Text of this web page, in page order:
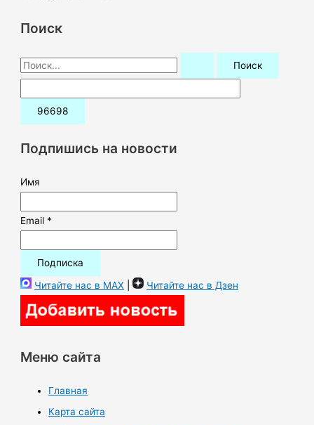
Поиск
П
о
и
:Подпишись на новости
Имя
Email *
Читайте нас в MAX | Читайте нас в Дзен
Меню сайта
Главная
Карта сайта